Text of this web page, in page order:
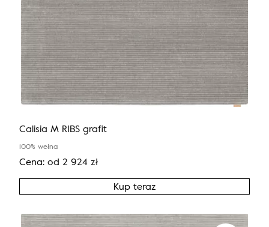
Calisia M RIBS grafit
100% wełna
Cena: od 2 924 zł
Kup teraz